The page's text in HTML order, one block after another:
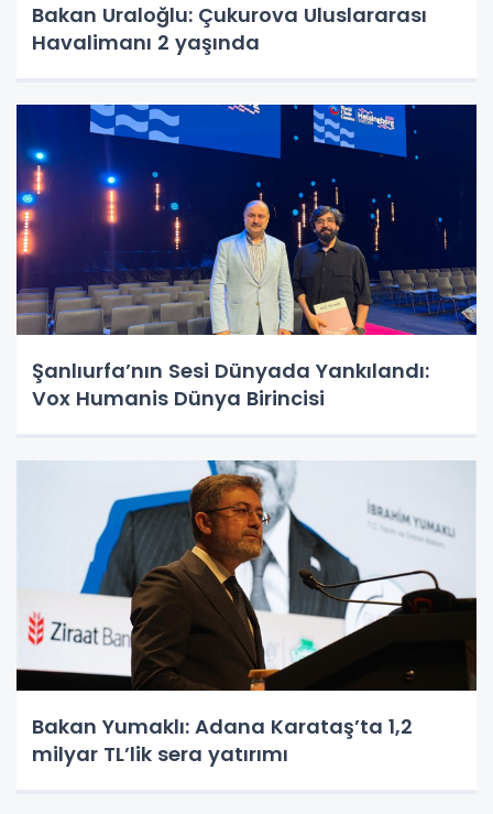
Bakan Uraloğlu: Çukurova Uluslararası
Havalimanı 2 yaşında
Şanlıurfa’nın Sesi Dünyada Yankılandı:
Vox Humanis Dünya Birincisi
Bakan Yumaklı: Adana Karataş’ta 1,2
milyar TL’lik sera yatırımı